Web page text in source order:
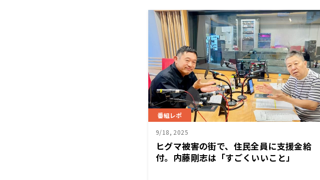
番組レポ
9/18, 2025
ヒグマ被害の街で、住民全員に支援金給
付。内藤剛志は「すごくいいこと」